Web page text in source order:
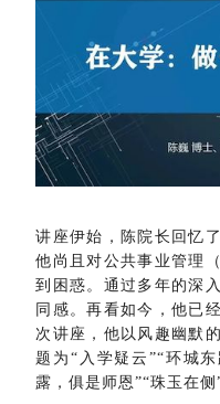
讲座伊始，陈院长回忆
他尚且对公共事业管理
到困惑。通过多年的深
同感。再看如今，他已
次讲座，他以风趣幽默
题为“入学疑云”“环城
露，俱是师恩”“珠玉在侧